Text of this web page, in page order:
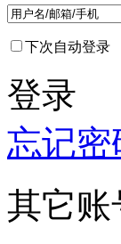
下次自动登录
登录
忘记密
其它账